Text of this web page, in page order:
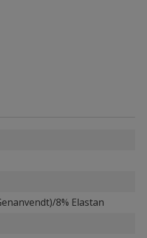
8% Elastan